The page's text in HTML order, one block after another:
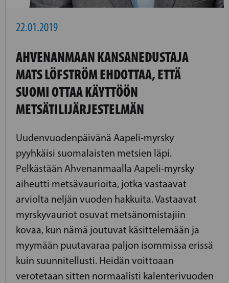
22.01.2019
AHVENANMAAN KANSANEDUSTAJA
MATS LÖFSTRÖM EHDOTTAA, ETTÄ
SUOMI OTTAA KÄYTTÖÖN
METSÄTILIJÄRJESTELMÄN
Uudenvuodenpäivänä Aapeli-myrsky
pyyhkäisi suomalaisten metsien läpi.
Pelkästään Ahvenanmaalla Aapeli-myrsky
aiheutti metsävaurioita, jotka vastaavat
arviolta neljän vuoden hakkuita. Vastaavat
myrskyvauriot osuvat metsänomistajiin
kovaa, kun nämä joutuvat käsittelemään ja
myymään puutavaraa paljon isommissa erissä
kuin suunnitellusti. Heidän voittoaan
verotetaan sitten normaalisti kalenterivuoden